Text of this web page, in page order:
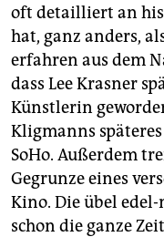
oft detailliert an
hat, ganz anders,
erfahren aus dem
dass Lee Krasner
Künstlerin
Kligmanns
SoHo. Außerdem
Gegrunze eines
Kino. Die übel
schon die ganze